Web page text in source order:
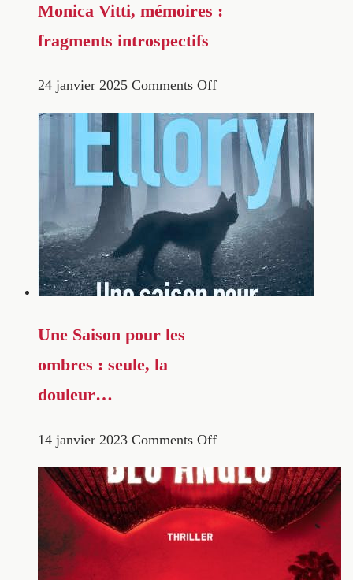
Monica Vitti, mémoires :
fragments introspectifs
24 janvier 2025 Comments Off
Une Saison pour les
ombres : seule, la
douleur…
14 janvier 2023 Comments Off